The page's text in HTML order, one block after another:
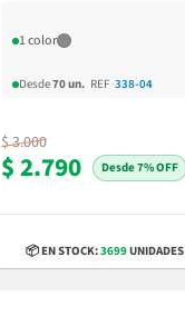
1 color
Desde70 un. REF ·338-04
$ 3.000
$ 2.790 7% OFF
📦 EN STOCK:3699UNIDADES